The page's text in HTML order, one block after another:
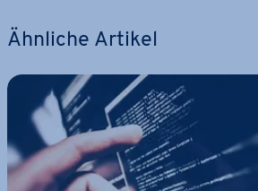
Ähnliche Artikel